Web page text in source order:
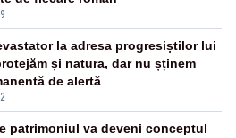
la adresa progresiștilor lui
și natura, dar nu șținem
de alertă
patrimoniul va deveni conceptul